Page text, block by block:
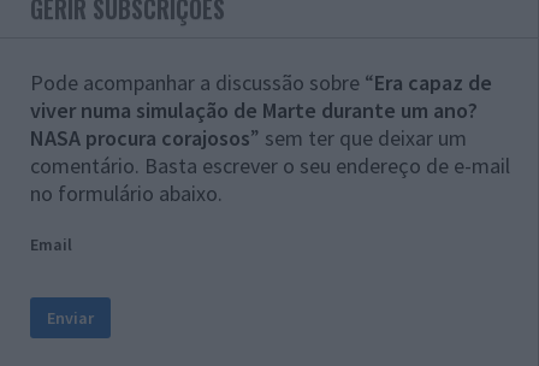
GERIR SUBSCRIÇÕES
Pode acompanhar a discussão sobre “Era capaz de
viver numa simulação de Marte durante um ano?
NASA procura corajosos” sem ter que deixar um
comentário. Basta escrever o seu endereço de e-mail
no formulário abaixo.
Email